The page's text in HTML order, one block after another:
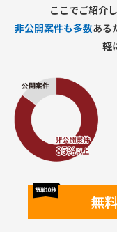
ここでご紹介
非公開案件も多数ある
軽
無